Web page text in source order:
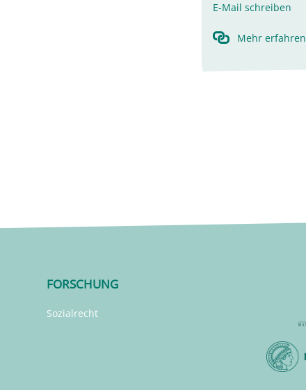
E-Mail schreiben
Mehr erfahren
FORSCHUNG
Sozialrecht